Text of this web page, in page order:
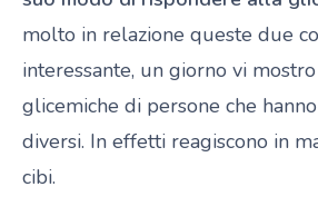
molto in relazione queste due
interessante, un giorno vi
glicemiche di persone che
diversi. In effetti reagiscono in
cibi.